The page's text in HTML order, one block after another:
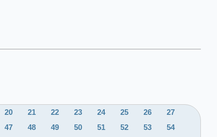
20 21 22 23 24 25 26
27
47 48 49 50 51 52 53
54